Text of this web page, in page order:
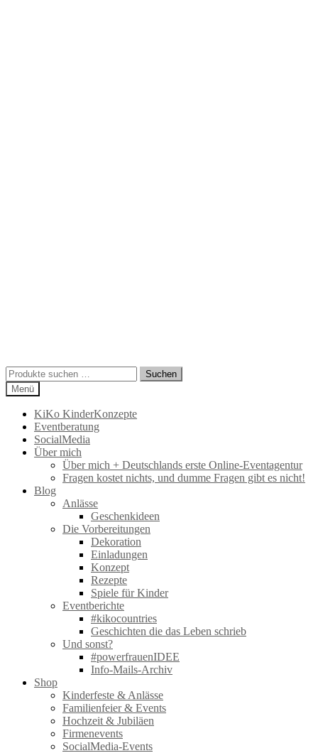
Suchen
nach:
Suchen
Menü
KiKo KinderKonzepte
Eventberatung
SocialMedia
Über mich
Über mich + Deutschlands erste Online-Eventagentur
Fragen kostet nichts, und dumme Fragen gibt es nicht!
Blog
Anlässe
Geschenkideen
Die Vorbereitungen
Dekoration
Einladungen
Konzept
Rezepte
Spiele für Kinder
Eventberichte
#kikocountries
Geschichten die das Leben schrieb
Und sonst?
#powerfrauenIDEE
Info-Mails-Archiv
Shop
Kinderfeste & Anlässe
Familienfeier & Events
Hochzeit & Jubiläen
Firmenevents
SocialMedia-Events